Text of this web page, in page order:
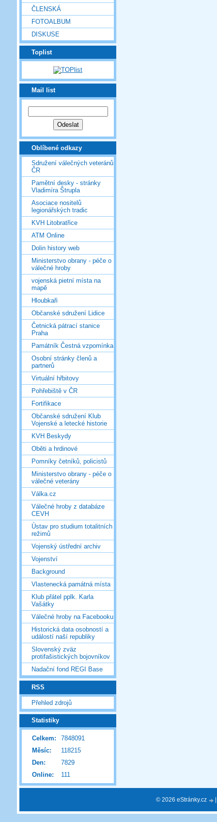
ČLENSKÁ
FOTOALBUM
DISKUSE
Toplist
Mail list
Oblíbené odkazy
Sdružení válečných veteránů
ČR
Pamětní desky - stránky
Vladimíra Štrupla
Asociace nositelů
legionářských tradic
KVH Litobratřice
ATM Online
Dolin history web
Ministerstvo obrany - péče o
válečné hroby
vojenská pietní místa na
mapě
Hloubkaři
Občanské sdružení Lidice
Četnická pátrací stanice
Praha
Památník Čestná vzpomínka
Osobní stránky členů a
partnerů
Virtuální hřbitovy
Pohřebiště v ČR
Fortifikace
Občanské sdružení Klub
Vojenské a letecké historie
KVH Beskydy
Oběti a hrdinové
Pomníky četníků, policistů
Ministerstvo obrany - péče o
válečné veterány
Válka.cz
Válečné hroby z databáze
CEVH
Ústav pro studium totalitních
režimů
Vojenský ústřední archiv
Vojenství
Background
Vlastenecká památná místa
Klub přátel pplk. Karla
Vašátky
Válečné hroby na Facebooku
Historická data osobností a
událostí naší republiky
Slovenský zväz
protifašistických bojovníkov
Nadační fond REGI Base
RSS
Přehled zdrojů
Statistiky
Online: 111
Celkem:
7848091
Měsíc:
118215
Den:
7829
© 2026 eStránky.cz